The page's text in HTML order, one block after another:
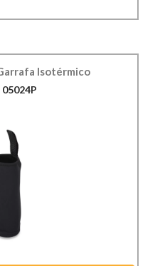
Isotérmico